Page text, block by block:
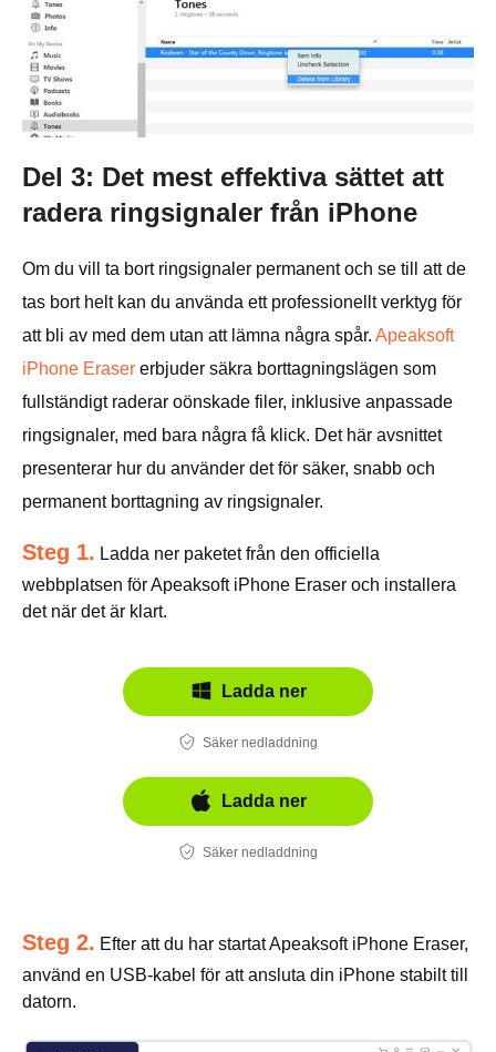
Del 3: Det mest effektiva sättet att
radera ringsignaler från iPhone
Om du vill ta bort ringsignaler permanent och se till att de
tas bort helt kan du använda ett professionellt verktyg för
att bli av med dem utan att lämna några spår. Apeaksoft
iPhone Eraser erbjuder säkra borttagningslägen som
fullständigt raderar oönskade filer, inklusive anpassade
ringsignaler, med bara några få klick. Det här avsnittet
presenterar hur du använder det för säker, snabb och
permanent borttagning av ringsignaler.
Steg 1. Ladda ner paketet från den officiella
webbplatsen för Apeaksoft iPhone Eraser och installera
det när det är klart.
Ladda ner
Säker nedladdning
Ladda ner
Säker nedladdning
Steg 2. Efter att du har startat Apeaksoft iPhone Eraser,
använd en USB-kabel för att ansluta din iPhone stabilt till
datorn.